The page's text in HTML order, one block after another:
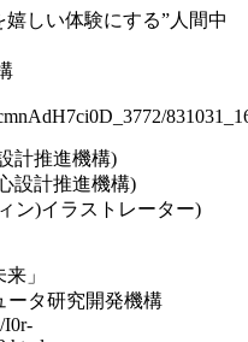
しい体験にする”人間中
計推進機構)
設計推進機構)
ン)イラストレーター)
」
タ研究開発機構
I0r-